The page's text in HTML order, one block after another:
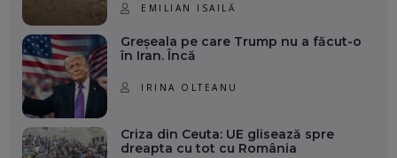
EMILIAN ISAILĂ
Greșeala pe care Trump nu a făcut-o
în Iran. Încă
IRINA OLTEANU
Criza din Ceuta: UE glisează spre
dreapta cu tot cu România